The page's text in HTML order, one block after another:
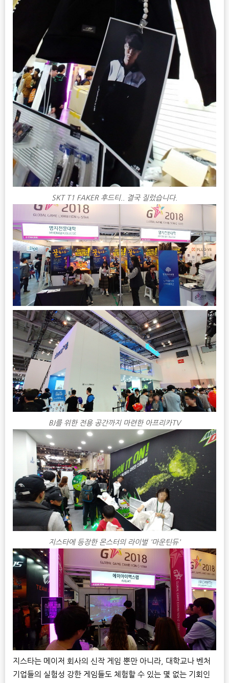
SKT T1 FAKER 후드티.. 결국 질렀습니다.
BJ를 위한 전용 공간까지 마련한 아프리카TV
지스타에 등장한 몬스터의 라이벌 '마운틴듀'
지스타는 메이저 회사의 신작 게임 뿐만 아니라, 대학교나 벤처
기업들의 실험성 강한 게임들도 체험할 수 있는 몇 없는 기회인